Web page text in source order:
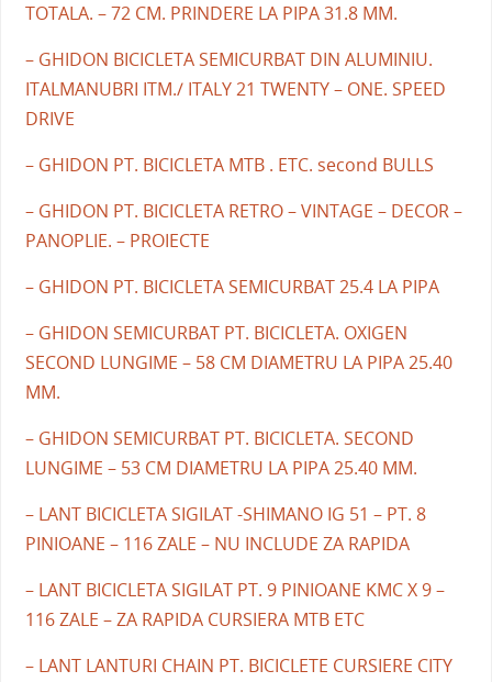
TOTALA. – 72 CM. PRINDERE LA PIPA 31.8 MM.
– GHIDON BICICLETA SEMICURBAT DIN ALUMINIU.
ITALMANUBRI ITM./ ITALY 21 TWENTY – ONE. SPEED
DRIVE
– GHIDON PT. BICICLETA MTB . ETC. second BULLS
– GHIDON PT. BICICLETA RETRO – VINTAGE – DECOR –
PANOPLIE. – PROIECTE
– GHIDON PT. BICICLETA SEMICURBAT 25.4 LA PIPA
– GHIDON SEMICURBAT PT. BICICLETA. OXIGEN
SECOND LUNGIME – 58 CM DIAMETRU LA PIPA 25.40
MM.
– GHIDON SEMICURBAT PT. BICICLETA. SECOND
LUNGIME – 53 CM DIAMETRU LA PIPA 25.40 MM.
– LANT BICICLETA SIGILAT -SHIMANO IG 51 – PT. 8
PINIOANE – 116 ZALE – NU INCLUDE ZA RAPIDA
– LANT BICICLETA SIGILAT PT. 9 PINIOANE KMC X 9 –
116 ZALE – ZA RAPIDA CURSIERA MTB ETC
– LANT LANTURI CHAIN PT. BICICLETE CURSIERE CITY